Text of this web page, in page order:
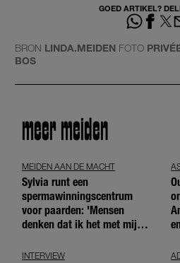
GOED ARTIKEL?
BRON LINDA.MEIDEN FOTO
BOS
meer meiden
MEIDEN AAN DE MACHT
Sylvia runt een
spermawinningscentrum
voor paarden: 'Mensen
denken dat ik het met mijn
INTERVIEW